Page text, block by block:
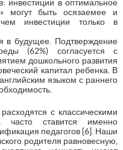
инвестиции в оптимальное
могут быть осязаемее и
инвестиции только в
в будущее. Подтверждение
(62%) согласуется с
дошкольного развития
капитал ребенка. В
языком с раннего
с классическими
ставится именно
педагогов [6]. Наши
родителя равновесную,